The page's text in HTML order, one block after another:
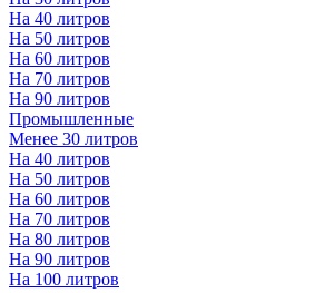
На 40 литров
На 50 литров
На 60 литров
На 70 литров
На 90 литров
Промышленные
Менее 30 литров
На 40 литров
На 50 литров
На 60 литров
На 70 литров
На 80 литров
На 90 литров
На 100 литров